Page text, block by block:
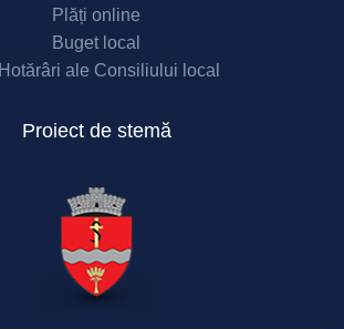
Plăți online
Buget local
Hotărâri ale Consiliului local
Proiect de stemă